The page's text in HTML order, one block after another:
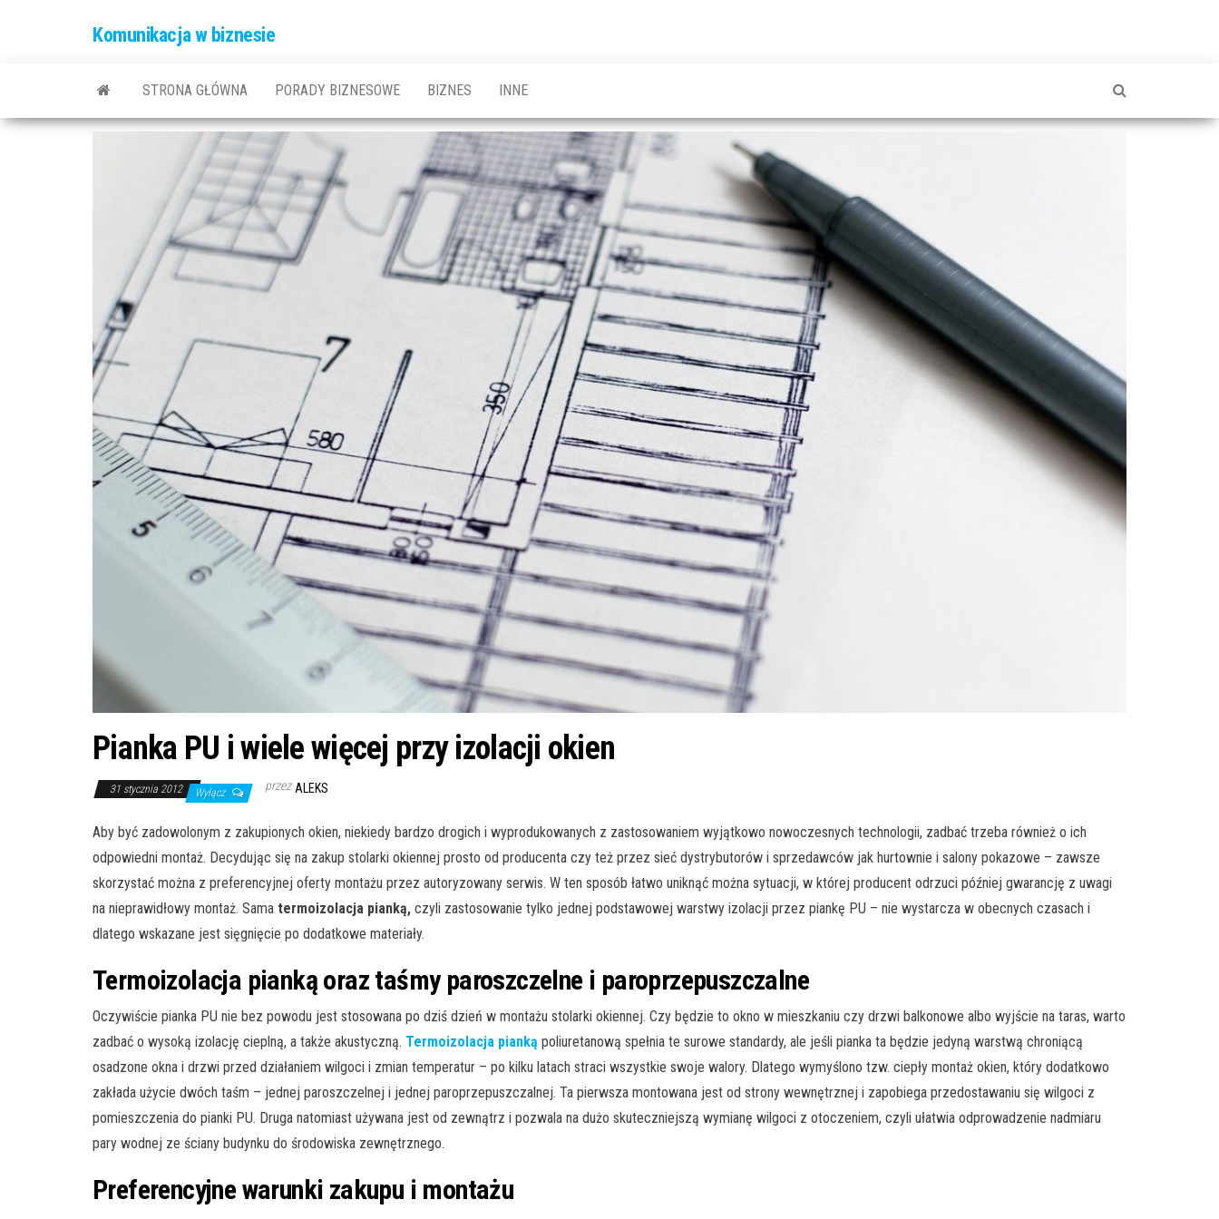
Komunikacja w biznesie
STRONA GŁÓWNA PORADY BIZNESOWE BIZNES INNE
Pianka PU i wiele więcej przy izolacji okien
31 stycznia 2012 Wyłącz przez ALEKS
Aby być zadowolonym z zakupionych okien, niekiedy bardzo drogich i wyprodukowanych z zastosowaniem wyjątkowo nowoczesnych technologii, zadbać trzeba również o ich
odpowiedni montaż. Decydując się na zakup stolarki okiennej prosto od producenta czy też przez sieć dystrybutorów i sprzedawców jak hurtownie i salony pokazowe – zawsze
skorzystać można z preferencyjnej oferty montażu przez autoryzowany serwis. W ten sposób łatwo uniknąć można sytuacji, w której producent odrzuci później gwarancję z uwagi
na nieprawidłowy montaż. Sama termoizolacja pianką, czyli zastosowanie tylko jednej podstawowej warstwy izolacji przez piankę PU – nie wystarcza w obecnych czasach i
dlatego wskazane jest sięgnięcie po dodatkowe materiały.
Termoizolacja piankąoraz taśmy paroszczelne i paroprzepuszczalne
Oczywiście pianka PU nie bez powodu jest stosowana po dziś dzień w montażu stolarki okiennej. Czy będzie to okno w mieszkaniu czy drzwi balkonowe albo wyjście na taras, warto
zadbać o wysoką izolację cieplną, a także akustyczną. Termoizolacja pianką poliuretanową spełnia te surowe standardy, ale jeśli pianka ta będzie jedyną warstwą chroniącą
osadzone okna i drzwi przed działaniem wilgoci i zmian temperatur – po kilku latach straci wszystkie swoje walory. Dlatego wymyślono tzw. ciepły montaż okien, który dodatkowo
zakłada użycie dwóch taśm – jednej paroszczelnej i jednej paroprzepuszczalnej. Ta pierwsza montowana jest od strony wewnętrznej i zapobiega przedostawaniu się wilgoci z
pomieszczenia do pianki PU. Druga natomiast używana jest od zewnątrz i pozwala na dużo skuteczniejszą wymianę wilgoci z otoczeniem, czyli ułatwia odprowadzenie nadmiaru
pary wodnej ze ściany budynku do środowiska zewnętrznego.
Preferencyjne warunki zakupu i montażu